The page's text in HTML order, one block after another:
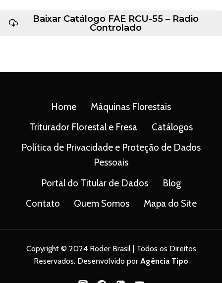
Baixar Catálogo FAE RCU-55 – Radio
Controlado
Home
Máquinas Florestais
Triturador Florestal e Fresa
Catálogos
Política de Privacidade e Proteção de Dados
Pessoais
Portal do Titular de Dados
Blog
Contato
Quem Somos Mapa do Site
Copyright © 2024 Roder Brasil | Todos os Direitos
Reservados. Desenvolvido por Agência Tipo